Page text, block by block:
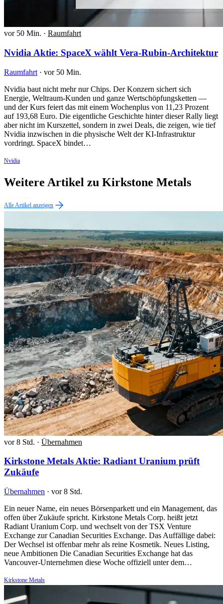
vor 50 Min. · Raumfahrt
Nvidia Aktie: SpaceX wählt Vera-Rubin-Architektur
Raumfahrt · vor 50 Min.
Nvidia baut nicht mehr nur Chips. Der Konzern sichert sich
Energie, Weltraum-Kunden und ganze Wertschöpfungsketten —
und der Kurs feiert das mit einem Wochenplus von 11,23 Prozent
auf 193,68 Euro. Die eigentliche Geschichte hinter dieser Rally liegt
aber nicht im Kurszettel, sondern in zwei Deals, die zeigen, wie tief
Nvidia inzwischen in die physische Welt der KI-Infrastruktur
vordringt. SpaceX bindet…
Nvidia
Weitere Artikel zu Kirkstone Metals
Alle Artikel anzeigen
vor 8 Std. · Übernahmen
Kirkstone Metals Aktie: Radiant Uranium prüft
Zukäufe
Übernahmen · vor 8 Std.
Ein neuer Name, ein neues Börsenparkett und ein Management, das
offen über Zukäufe spricht. Kirkstone Metals Corp. heißt jetzt
Radiant Uranium Corp. und wechselt von der TSX Venture
Exchange zur Canadian Securities Exchange. Das Auffällige dabei:
Der Wechsel ist offenbar mehr als reine Kosmetik. Neues Listing,
neue Ambitionen Die Canadian Securities Exchange hat das
Vancouver-Unternehmen diese Woche offiziell unter dem…
Kirkstone Metals